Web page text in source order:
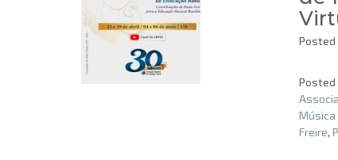
Posted
Posted
Música
Freire,